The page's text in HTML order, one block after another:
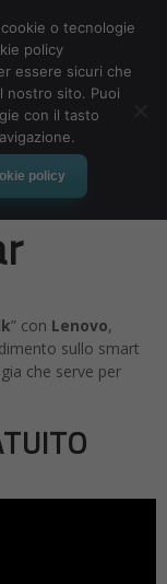
” con Lenovo,
sullo smart
che serve per
o tecnologie
policy
essere sicuri che
nostro sito. Puoi
con il tasto
policy